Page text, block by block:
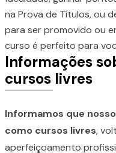
na Prova de Títulos, ou
para ser promovido ou
curso é perfeito para
Informações
cursos livres
Informamos que
como cursos livres,
aperfeiçoamento